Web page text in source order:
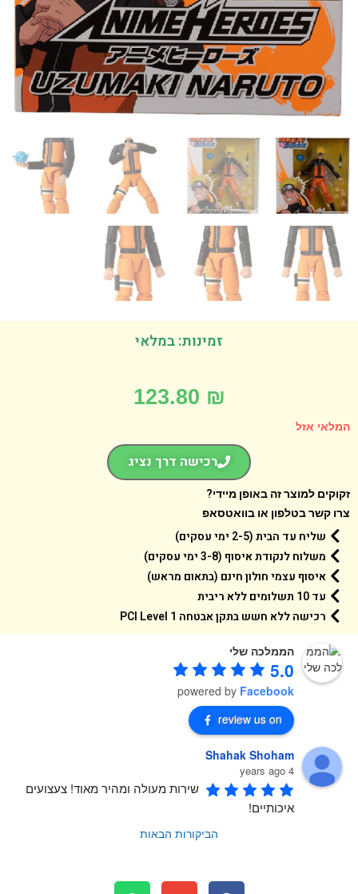
זמינות: במלאי
123.80
אזל
רכישה דרך נציג
למוצר זה באופן מיידי?
קשר בטלפון או בוואטסאפ
שליח עד הבית (2-5 ימי עסקים)
משלוח לנקודת איסוף (3-8 ימי עסקים)
איסוף עצמי חולון חינם (בתאום מראש)
עד 10 תשלומים ללא ריבית
רכישה ללא חשש בתקן אבטחה 1 PCI Level
הממלכה שלי
5.0
powered byFacebook
review us on
Shahak Shoham
4 years ago
שירות מעולה ומהיר מאוד! צעצועים
איכותיים!
הביקורות הבאות